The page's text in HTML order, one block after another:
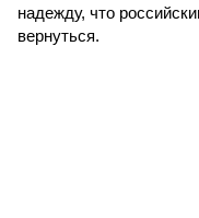
надежду, что
вернуться.